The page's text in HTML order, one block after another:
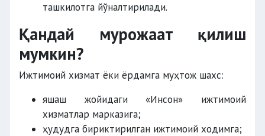
ташкилотга йўналтирилади.
Қандай мурожаат қилиш
мумкин?
Ижтимоий хизмат ёки ёрдамга муҳтож шахс:
яшаш жойидаги «Инсон» ижтимоий
хизматлар марказига;
ҳудудга бириктирилган ижтимоий ходимга;